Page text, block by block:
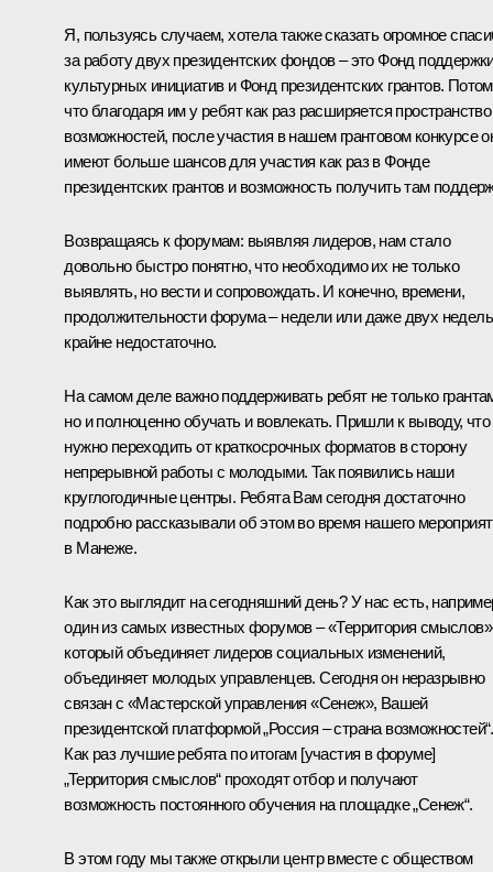
Я, пользуясь случаем, хотела также сказать огромное
за работу двух президентских фондов – это Фонд
культурных инициатив и Фонд президентских грантов.
что благодаря им у ребят как раз расширяется пространство
возможностей, после участия в нашем грантовом конкурсе
имеют больше шансов для участия как раз в Фонде
президентских грантов и возможность получить там
Возвращаясь к форумам: выявляя лидеров, нам стало
довольно быстро понятно, что необходимо их не только
выявлять, но вести и сопровождать. И конечно, времени,
продолжительности форума – недели или даже двух
крайне недостаточно.
На самом деле важно поддерживать ребят не только
но и полноценно обучать и вовлекать. Пришли к выводу, что
нужно переходить от краткосрочных форматов в сторону
непрерывной работы с молодыми. Так появились наши
круглогодичные центры. Ребята Вам сегодня достаточно
подробно рассказывали об этом во время нашего
в Манеже.
Как это выглядит на сегодняшний день? У нас есть,
один из самых известных форумов – «Территория
который объединяет лидеров социальных изменений,
объединяет молодых управленцев. Сегодня он неразрывно
связан с «Мастерской управления «Сенеж», Вашей
президентской платформой „Россия – страна возможностей“.
Как раз лучшие ребята по итогам [участия в форуме]
„Территория смыслов“ проходят отбор и получают
возможность постоянного обучения на площадке „Сенеж“.
В этом году мы также открыли центр вместе с обществом